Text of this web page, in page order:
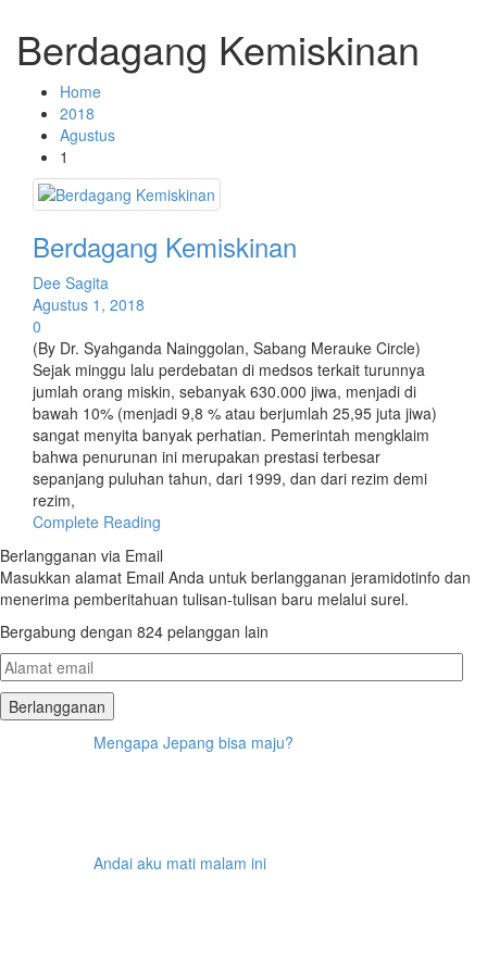
Berdagang Kemiskinan
Home
2018
Agustus
1
Berdagang Kemiskinan
Dee Sagita
Agustus 1, 2018
0
(By Dr. Syahganda Nainggolan, Sabang Merauke Circle)
Sejak minggu lalu perdebatan di medsos terkait turunnya
jumlah orang miskin, sebanyak 630.000 jiwa, menjadi di
bawah 10% (menjadi 9,8 % atau berjumlah 25,95 juta jiwa)
sangat menyita banyak perhatian. Pemerintah mengklaim
bahwa penurunan ini merupakan prestasi terbesar
sepanjang puluhan tahun, dari 1999, dan dari rezim demi
rezim,
Complete Reading
Berlangganan via Email
Masukkan alamat Email Anda untuk berlangganan jeramidotinfo dan
menerima pemberitahuan tulisan-tulisan baru melalui surel.
Bergabung dengan 824 pelanggan lain
Alamat
email
Mengapa Jepang bisa maju?
Andai aku mati malam ini